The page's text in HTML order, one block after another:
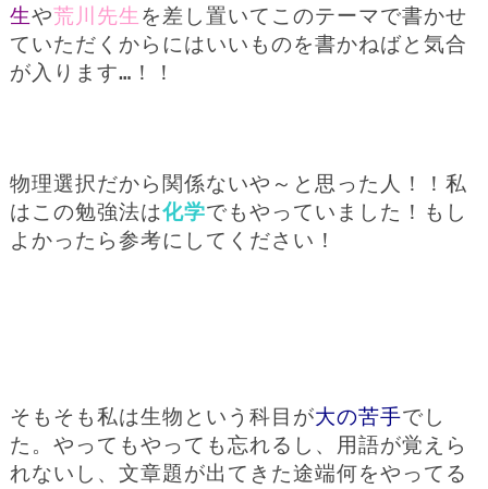
生や荒川先生 を差し置いてこのテーマで書かせ
ていただくからにはいいものを書かねばと気合
が入ります…！！
物理選択だから関係ないや～と思った人！！私
はこの勉強法は化学でもやっていました！もし
よかったら参考にしてください！
そもそも私は生物という科目が大の苦手でし
た。やってもやっても忘れるし、用語が覚えら
れないし、文章題が出てきた途端何をやってる